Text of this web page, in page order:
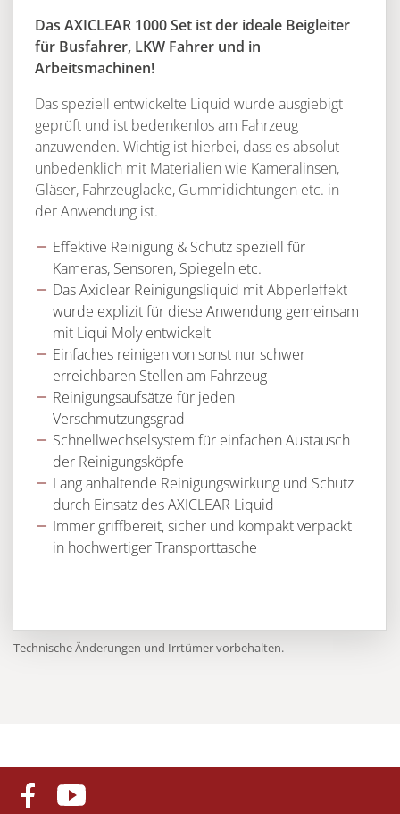
Das AXICLEAR 1000 Set ist der ideale Beigleiter
für Busfahrer, LKW Fahrer und in
Arbeitsmachinen!
Das speziell entwickelte Liquid wurde ausgiebigt
geprüft und ist bedenkenlos am Fahrzeug
anzuwenden. Wichtig ist hierbei, dass es absolut
unbedenklich mit Materialien wie Kameralinsen,
Gläser, Fahrzeuglacke, Gummidichtungen etc. in
der Anwendung ist.
Effektive Reinigung & Schutz speziell für
Kameras, Sensoren, Spiegeln etc.
Das Axiclear Reinigungsliquid mit Abperleffekt
wurde explizit für diese Anwendung gemeinsam
mit Liqui Moly entwickelt
Einfaches reinigen von sonst nur schwer
erreichbaren Stellen am Fahrzeug
Reinigungsaufsätze für jeden
Verschmutzungsgrad
Schnellwechselsystem für einfachen Austausch
der Reinigungsköpfe
Lang anhaltende Reinigungswirkung und Schutz
durch Einsatz des AXICLEAR Liquid
Immer griffbereit, sicher und kompakt verpackt
in hochwertiger Transporttasche
Technische Änderungen und Irrtümer vorbehalten.